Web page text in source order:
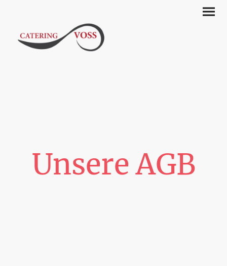
Unsere AGB